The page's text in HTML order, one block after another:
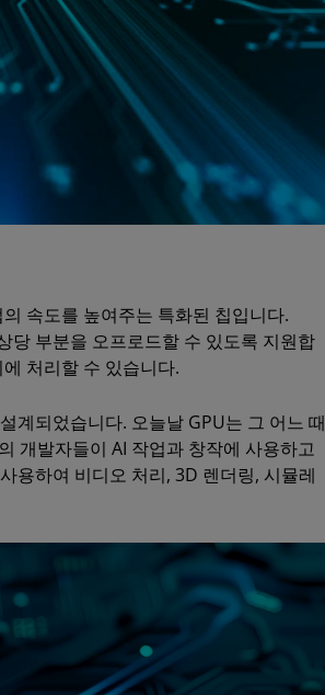
속도를 높여주는 특화된 칩입니다.
당 부분을 오프로드할 수 있도록 지원합
처리할 수 있습니다.
계되었습니다. 오늘날 GPU는 그 어느 때
개발자들이 AI 작업과 창작에 사용하고
용하여 비디오 처리, 3D 렌더링, 시뮬레